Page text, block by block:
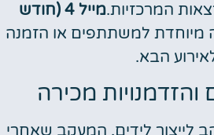
המרכזיות.
מייל 4 (חודש
מיוחדת למשתתפים או הזמנה
הבא.
והזדמנויות מכירה
לייצור לידים. המעקב שאחרי